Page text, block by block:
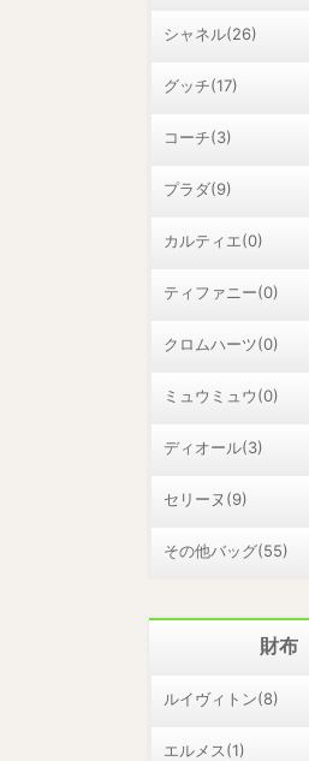
シャネル(26)
グッチ(17)
コーチ(3)
プラダ(9)
カルティエ(0)
ティファニー(0)
クロムハーツ(0)
ミュウミュウ(0)
ディオール(3)
セリーヌ(9)
その他バッグ(55)
財布
ルイヴィトン(8)
エルメス(1)